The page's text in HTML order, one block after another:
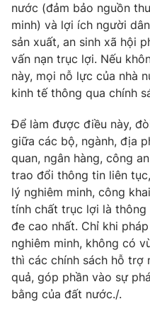
nước (đảm bảo nguồn
minh) và lợi ích người
sản xuất, an sinh xã hội
vấn nạn trục lợi. Nếu
này, mọi nỗ lực của nhà
kinh tế thông qua chính
Để làm được điều này,
giữa các bộ, ngành, địa
quan, ngân hàng, công
trao đổi thông tin liên
lý nghiêm minh, công
tính chất trục lợi là
đe cao nhất. Chỉ khi
nghiêm minh, không có
thì các chính sách hỗ trợ
quả, góp phần vào sự
bằng của đất nước./.